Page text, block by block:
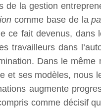
de la gestion
comme base de la
ce fait devenus, dans
travailleurs dans
Dans le même
et ses modèles, nous
augmente
comme décisif